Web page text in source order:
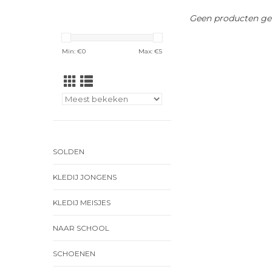
Min: €0 Max: €5
SOLDEN
KLEDIJ JONGENS
KLEDIJ MEISJES
NAAR SCHOOL
SCHOENEN
Geen producten